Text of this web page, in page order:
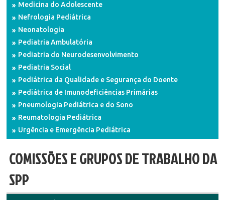
Medicina do Adolescente
Nefrologia Pediátrica
Neonatologia
Pediatria Ambulatória
Pediatria do Neurodesenvolvimento
Pediatria Social
Pediátrica da Qualidade e Segurança do Doente
Pediátrica de Imunodeficiências Primárias
Pneumologia Pediátrica e do Sono
Reumatologia Pediátrica
Urgência e Emergência Pediátrica
COMISSÕES E GRUPOS DE TRABALHO DA
SPP